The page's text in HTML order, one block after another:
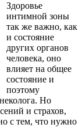
Здоровье
интимной зоны
так же важно, как
и состояние
других органов
человека, оно
влияет на общее
состояние и
поэтому
Но
и страхов,
с тем, что нужно